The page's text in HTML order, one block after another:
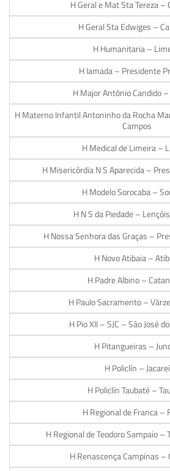
H Geral e Mat Sta Tereza –
H Geral Sta Edwiges –
H Humanitaria –
H Iamada – Presidente
H Major Antônio Candido
H Materno Infantil Antoninho da Rocha
Campos
H Medical de Limeira –
H Misericórdia N S Aparecida –
H Modelo Sorocaba –
H N S da Piedade –
H Nossa Senhora das Graças –
H Novo Atibaia –
H Padre Albino –
H Paulo Sacramento –
H Pio XII – SJC – São José
H Pitangueiras –
H Policlín – Jacareí
H Policlín Taubaté –
H Regional de Franca –
H Regional de Teodoro Sampaio –
H Renascença Campinas –